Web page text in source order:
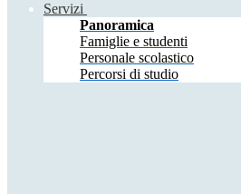
Servizi
Panoramica
Famiglie e studenti
Personale scolastico
Percorsi di studio